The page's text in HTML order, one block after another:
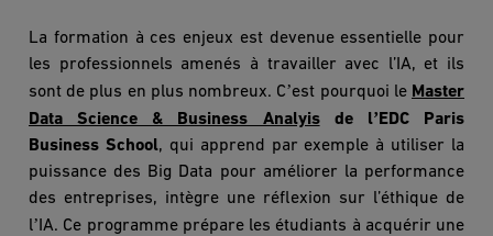
La formation à ces enjeux est devenue essentielle pour
les professionnels amenés à travailler avec l’IA, et ils
sont de plus en plus nombreux. C’est pourquoi le Master
Data Science & Business Analyisde l’ EDC Paris
Business School, qui apprend par exemple à utiliser la
puissance des Big Data pour améliorer la performance
des entreprises, intègre une réflexion sur l’éthique de
l’ IA. Ce programme prépare les étudiants à acquérir une